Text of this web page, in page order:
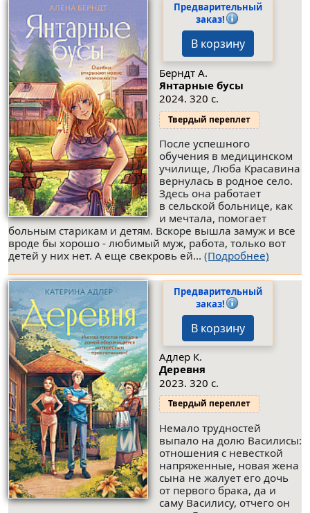
Предварительный
заказ!
В корзину
Берндт А.
Янтарные бусы
2024. 320 с.
Твердый переплет
После успешного
обучения в медицинском
училище, Люба Красавина
вернулась в родное село.
Здесь она работает
в сельской больнице, как
и мечтала, помогает
больным старикам и детям. Вскоре вышла замуж и все
вроде бы хорошо - любимый муж, работа, только вот
детей у них нет. А еще свекровь ей... (Подробнее)
Предварительный
заказ!
В корзину
Адлер К.
Деревня
2023. 320 с.
Твердый переплет
Немало трудностей
выпало на долю Василисы:
отношения с невесткой
напряженные, новая жена
сына не жалует его дочь
от первого брака, да и
саму Василису, отчего он